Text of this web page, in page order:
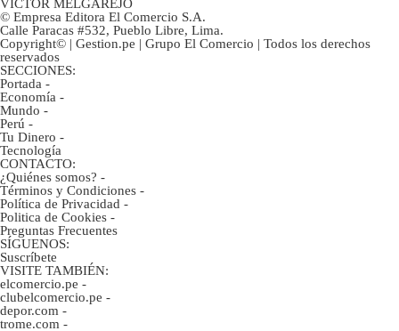
VÍCTOR MELGAREJO
© Empresa Editora El Comercio S.A.
Calle Paracas #532, Pueblo Libre, Lima.
Copyright© | Gestion.pe | Grupo El Comercio | Todos los derechos
reservados
SECCIONES:
Portada -
Economía -
Mundo -
Perú -
Tu Dinero -
Tecnología
CONTACTO:
¿Quiénes somos? -
Términos y Condiciones -
Política de Privacidad -
Politica de Cookies -
Preguntas Frecuentes
SÍGUENOS:
Suscríbete
VISITE TAMBIÉN:
elcomercio.pe -
clubelcomercio.pe -
depor.com -
trome.com -